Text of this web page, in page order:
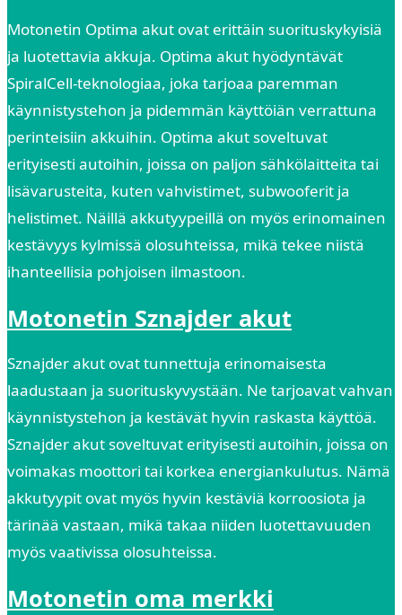
Motonetin Optima akut ovat erittäin suorituskykyisiä
ja luotettavia akkuja. Optima akut hyödyntävät
SpiralCell-teknologiaa, joka tarjoaa paremman
käynnistystehon ja pidemmän käyttöiän verrattuna
perinteisiin akkuihin. Optima akut soveltuvat
erityisesti autoihin, joissa on paljon sähkölaitteita tai
lisävarusteita, kuten vahvistimet, subwooferit ja
helistimet. Näillä akkutyypeillä on myös erinomainen
kestävyys kylmissä olosuhteissa, mikä tekee niistä
ihanteellisia pohjoisen ilmastoon.
Motonetin Sznajder akut
Sznajder akut ovat tunnettuja erinomaisesta
laadustaan ja suorituskyvystään. Ne tarjoavat vahvan
käynnistystehon ja kestävät hyvin raskasta käyttöä.
Sznajder akut soveltuvat erityisesti autoihin, joissa on
voimakas moottori tai korkea energiankulutus. Nämä
akkutyypit ovat myös hyvin kestäviä korroosiota ja
tärinää vastaan, mikä takaa niiden luotettavuuden
myös vaativissa olosuhteissa.
Motonetin oma merkki